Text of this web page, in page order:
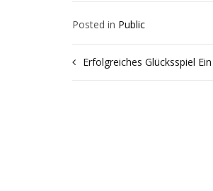
Posted in Public
Navegación
Erfolgreiches Glücksspiel